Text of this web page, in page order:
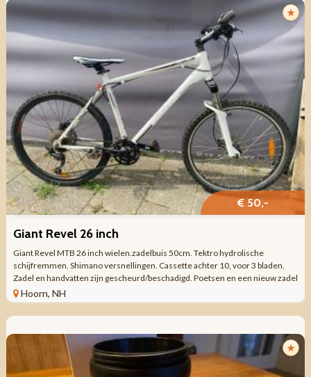
★
€ 50,-
Giant Revel 26 inch
Giant Revel MTB 26 inch wielen.zadelbuis 50cm. Tektro hydrolische
schijfremmen. Shimano versnellingen. Cassette achter 10, voor 3 bladen.
Zadel en handvatten zijn gescheurd/beschadigd. Poetsen en een nieuw zadel
is wat hij nodig ...
Hoorn, NH
★